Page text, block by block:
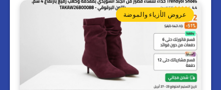
عروض الأزياء والموضة